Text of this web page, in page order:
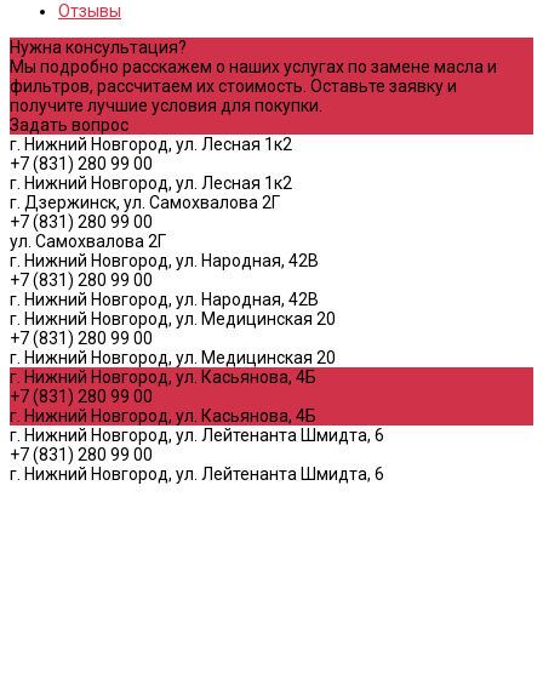
Отзывы
Нужна консультация?
Мы подробно расскажем о наших услугах по замене масла и
фильтров, рассчитаем их стоимость. Оставьте заявку и
получите лучшие условия для покупки.
Задать вопрос
г. Нижний Новгород, ул. Лесная 1к2
+7 (831) 280 99 00
г. Нижний Новгород, ул. Лесная 1к2
г. Дзержинск, ул. Самохвалова 2Г
+7 (831) 280 99 00
ул. Самохвалова 2Г
г. Нижний Новгород, ул. Народная, 42В
+7 (831) 280 99 00
г. Нижний Новгород, ул. Народная, 42В
г. Нижний Новгород, ул. Медицинская 20
+7 (831) 280 99 00
г. Нижний Новгород, ул. Медицинская 20
г. Нижний Новгород, ул. Касьянова, 4Б
+7 (831) 280 99 00
г. Нижний Новгород, ул. Касьянова, 4Б
г. Нижний Новгород, ул. Лейтенанта Шмидта, 6
+7 (831) 280 99 00
г. Нижний Новгород, ул. Лейтенанта Шмидта, 6